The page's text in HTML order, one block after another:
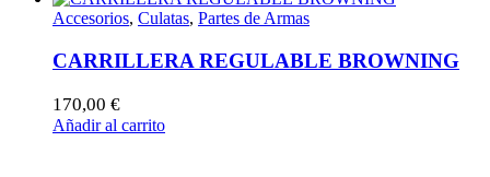
Accesorios, Culatas, Partes de Armas
CARRILLERA REGULABLE BROWNING
170,00 €
Añadir al carrito